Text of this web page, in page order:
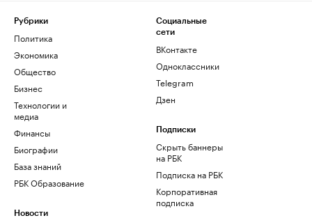
Рубрики
Политика
Экономика
Общество
Бизнес
Технологии и
медиа
Финансы
Биографии
База знаний
РБК Образование
Новости
Социальные
сети
ВКонтакте
Одноклассники
Telegram
Дзен
Подписки
Скрыть баннеры
на РБК
Подписка на РБК
Корпоративная
подписка